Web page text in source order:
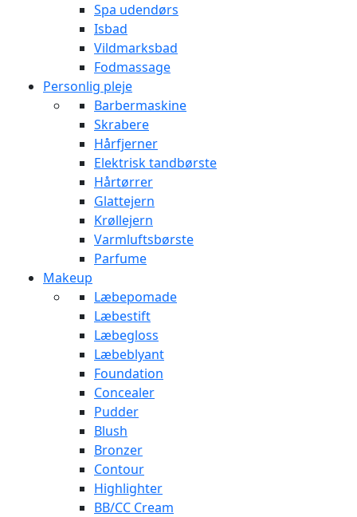
Spa udendørs
Isbad
Vildmarksbad
Fodmassage
Personlig pleje
Barbermaskine
Skrabere
Hårfjerner
Elektrisk tandbørste
Hårtørrer
Glattejern
Krøllejern
Varmluftsbørste
Parfume
Makeup
Læbepomade
Læbestift
Læbegloss
Læbeblyant
Foundation
Concealer
Pudder
Blush
Bronzer
Contour
Highlighter
BB/CC Cream